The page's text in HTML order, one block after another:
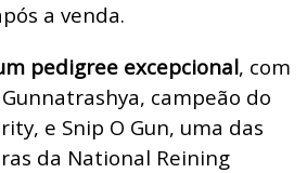
a venda.
pedigree excepcional, com
campeão do
e Snip O Gun, uma das
da National Reining